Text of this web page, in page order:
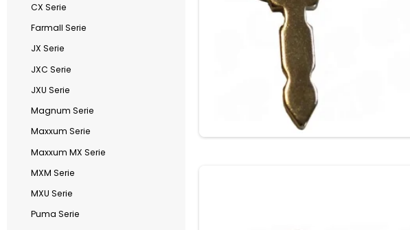
CX Serie
Farmall Serie
JX Serie
JXC Serie
JXU Serie
Magnum Serie
Maxxum Serie
Maxxum MX Serie
MXM Serie
MXU Serie
Puma Serie